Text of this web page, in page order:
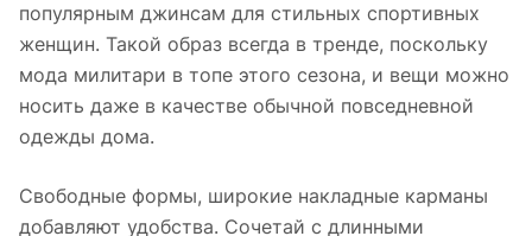
популярным джинсам для стильных спортивных
женщин. Такой образ всегда в тренде, поскольку
мода милитари в топе этого сезона, и вещи можно
носить даже в качестве обычной повседневной
одежды дома.
Свободные формы, широкие накладные карманы
добавляют удобства. Сочетай с длинными